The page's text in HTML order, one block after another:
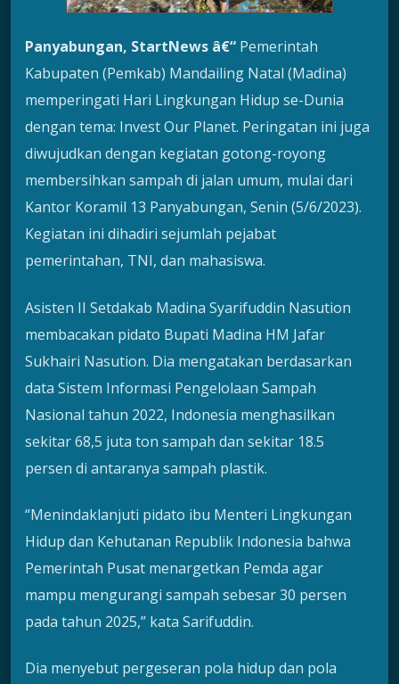
Panyabungan, StartNews â€“ Pemerintah
Kabupaten (Pemkab) Mandailing Natal (Madina)
memperingati Hari Lingkungan Hidup se-Dunia
dengan tema: Invest Our Planet. Peringatan ini juga
diwujudkan dengan kegiatan gotong-royong
membersihkan sampah di jalan umum, mulai dari
Kantor Koramil 13 Panyabungan, Senin (5/6/2023).
Kegiatan ini dihadiri sejumlah pejabat
pemerintahan, TNI, dan mahasiswa.
Asisten II Setdakab Madina Syarifuddin Nasution
membacakan pidato Bupati Madina HM Jafar
Sukhairi Nasution. Dia mengatakan berdasarkan
data Sistem Informasi Pengelolaan Sampah
Nasional tahun 2022, Indonesia menghasilkan
sekitar 68,5 juta ton sampah dan sekitar 18.5
persen di antaranya sampah plastik.
“Menindaklanjuti pidato ibu Menteri Lingkungan
Hidup dan Kehutanan Republik Indonesia bahwa
Pemerintah Pusat menargetkan Pemda agar
mampu mengurangi sampah sebesar 30 persen
pada tahun 2025,” kata Sarifuddin.
Dia menyebut pergeseran pola hidup dan pola